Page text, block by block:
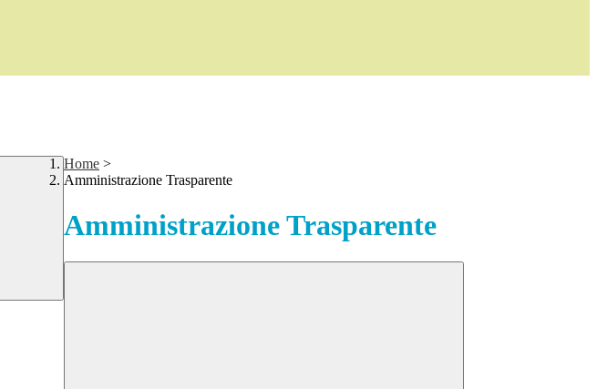
Home >
Amministrazione Trasparente
Amministrazione Trasparente